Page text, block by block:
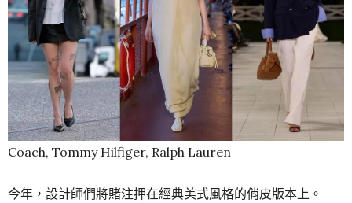
Coach, Tommy Hilfiger, Ralph Lauren
今年，設計師們將賭注押在經典美式風格的俏皮版本上。